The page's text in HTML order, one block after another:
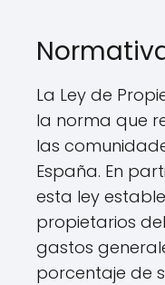
La Ley de
la norma que
las
España. En
esta ley
propietarios
gastos
porcentaje de